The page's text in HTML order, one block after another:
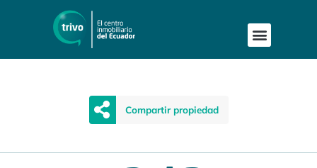
Compartir propiedad